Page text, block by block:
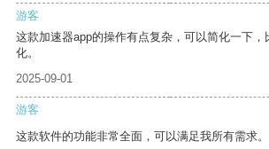
游客
这款加速器app的操作有点复杂，可以简化一下
化。
2025-09-01
游客
这款软件的功能非常全面，可以满足我所有需求。